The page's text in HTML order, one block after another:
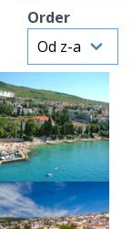
Order